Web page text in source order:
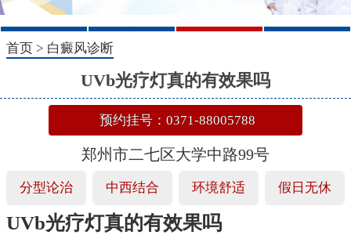
1 2 3 4
首页 > 白癜风诊断
UVb光疗灯真的有效果吗
预约挂号：0371-88005788
郑州市二七区大学中路99号
分型论治 中西结合 环境舒适 假日无休
UVb光疗灯真的有效果吗